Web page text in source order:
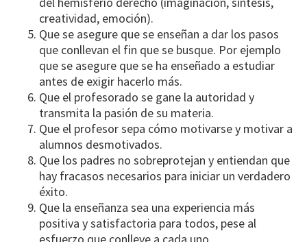
creatividad, emoción).
Que se asegure que se enseñan a dar los pasos
que conllevan el fin que se busque. Por ejemplo
que se asegure que se ha enseñado a estudiar
antes de exigir hacerlo más.
Que el profesorado se gane la autoridad y
transmita la pasión de su materia.
Que el profesor sepa cómo motivarse y motivar a
alumnos desmotivados.
Que los padres no sobreprotejan y entiendan que
hay fracasos necesarios para iniciar un verdadero
éxito.
Que la enseñanza sea una experiencia más
positiva y satisfactoria para todos, pese al